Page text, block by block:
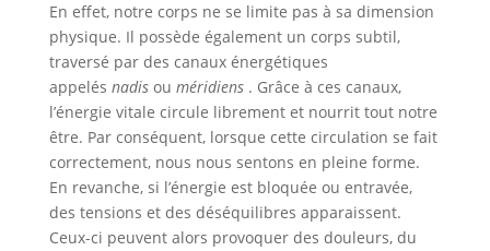
En effet, notre corps ne se limite pas à sa dimension
physique. Il possède également un corps subtil,
traversé par des canaux énergétiques
appelés nadisou méridiens. Grâce à ces canaux,
l’énergie vitale circule librement et nourrit tout notre
être. Par conséquent, lorsque cette circulation se fait
correctement, nous nous sentons en pleine forme.
En revanche, si l’énergie est bloquée ou entravée,
des tensions et des déséquilibres apparaissent.
Ceux-ci peuvent alors provoquer des douleurs, du